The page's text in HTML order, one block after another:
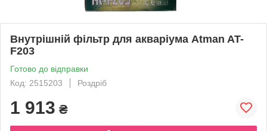
Внутрішній фільтр для акваріума Atman AT-
F203
Готово до відправки
Код: 2515203
Роздріб
1 913 ₴